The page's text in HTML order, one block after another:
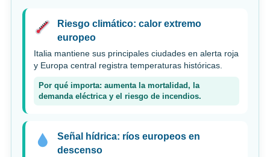
Riesgo climático: calor extremo
europeo
Italia mantiene sus principales ciudades en alerta roja
y Europa central registra temperaturas históricas.
Por qué importa: aumenta la mortalidad, la
demanda eléctrica y el riesgo de incendios.
Señal hídrica: ríos europeos en
descenso